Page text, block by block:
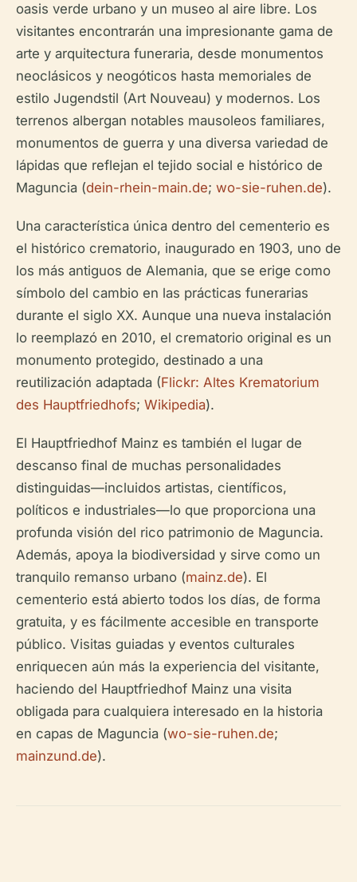
oasis verde urbano y un museo al aire libre. Los
visitantes encontrarán una impresionante gama de
arte y arquitectura funeraria, desde monumentos
neoclásicos y neogóticos hasta memoriales de
estilo Jugendstil (Art Nouveau) y modernos. Los
terrenos albergan notables mausoleos familiares,
monumentos de guerra y una diversa variedad de
lápidas que reflejan el tejido social e histórico de
Maguncia (dein-rhein-main.de; wo-sie-ruhen.de).
Una característica única dentro del cementerio es
el histórico crematorio, inaugurado en 1903, uno de
los más antiguos de Alemania, que se erige como
símbolo del cambio en las prácticas funerarias
durante el siglo XX. Aunque una nueva instalación
lo reemplazó en 2010, el crematorio original es un
monumento protegido, destinado a una
reutilización adaptada (Flickr: Altes Krematorium
des Hauptfriedhofs; Wikipedia).
El Hauptfriedhof Mainz es también el lugar de
descanso final de muchas personalidades
distinguidas—incluidos artistas, científicos,
políticos e industriales—lo que proporciona una
profunda visión del rico patrimonio de Maguncia.
Además, apoya la biodiversidad y sirve como un
tranquilo remanso urbano (mainz.de). El
cementerio está abierto todos los días, de forma
gratuita, y es fácilmente accesible en transporte
público. Visitas guiadas y eventos culturales
enriquecen aún más la experiencia del visitante,
haciendo del Hauptfriedhof Mainz una visita
obligada para cualquiera interesado en la historia
en capas de Maguncia (wo-sie-ruhen.de;
mainzund.de).